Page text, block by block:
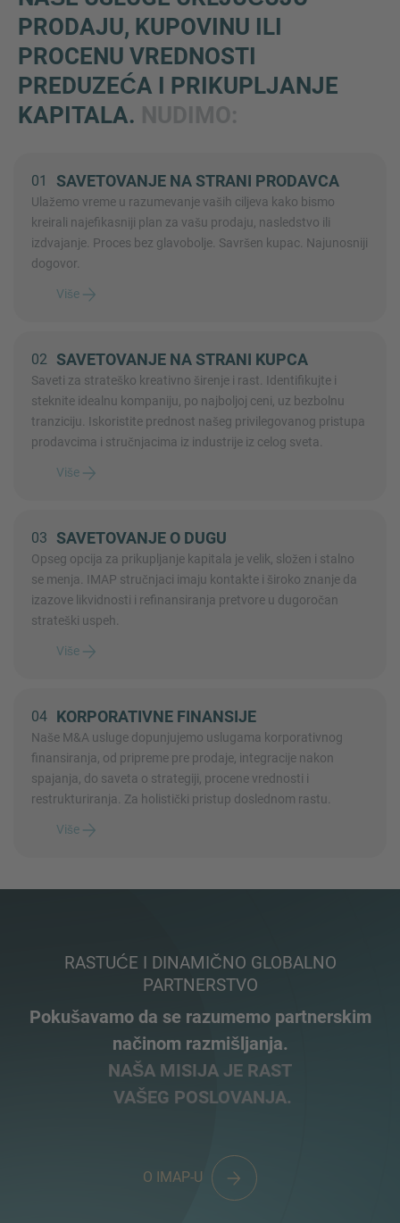
PRODAJU, KUPOVINU ILI
PROCENU VREDNOSTI
PREDUZEĆA I PRIKUPLJANJE
KAPITALA.
01 SAVETOVANJE NA STRANI PRODAVCA
Ulažemo vreme u razumevanje vaših ciljeva kako bismo
kreirali najefikasniji plan za vašu prodaju, nasledstvo ili
izdvajanje. Proces bez glavobolje. Savršen kupac. Najunosniji
dogovor.
Više
02 SAVETOVANJE NA STRANI KUPCA
Saveti za strateško kreativno širenje i rast. Identifikujte i
steknite idealnu kompaniju, po najboljoj ceni, uz bezbolnu
tranziciju. Iskoristite prednost našeg privilegovanog pristupa
prodavcima i stručnjacima iz industrije iz celog sveta.
Više
03 SAVETOVANJE O DUGU
Opseg opcija za prikupljanje kapitala je velik, složen i stalno
se menja. IMAP stručnjaci imaju kontakte i široko znanje da
izazove likvidnosti i refinansiranja pretvore u dugoročan
strateški uspeh.
Više
04 KORPORATIVNE FINANSIJE
Naše M&A usluge dopunjujemo uslugama korporativnog
finansiranja, od pripreme pre prodaje, integracije nakon
spajanja, do saveta o strategiji, procene vrednosti i
restrukturiranja. Za holistički pristup doslednom rastu.
Više
RASTUĆE I DINAMIČNO GLOBALNO
PARTNERSTVO
Pokušavamo da se razumemo partnerskim
načinom razmišljanja.
NAŠA MISIJA JE RAST
VAŠEG POSLOVANJA.
O IMAP-U